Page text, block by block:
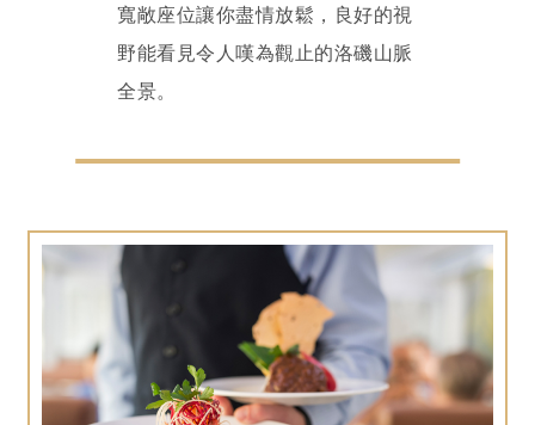
寬敞座位讓你盡情放鬆，良好的視
野能看見令人嘆為觀止的洛磯山脈
全景。